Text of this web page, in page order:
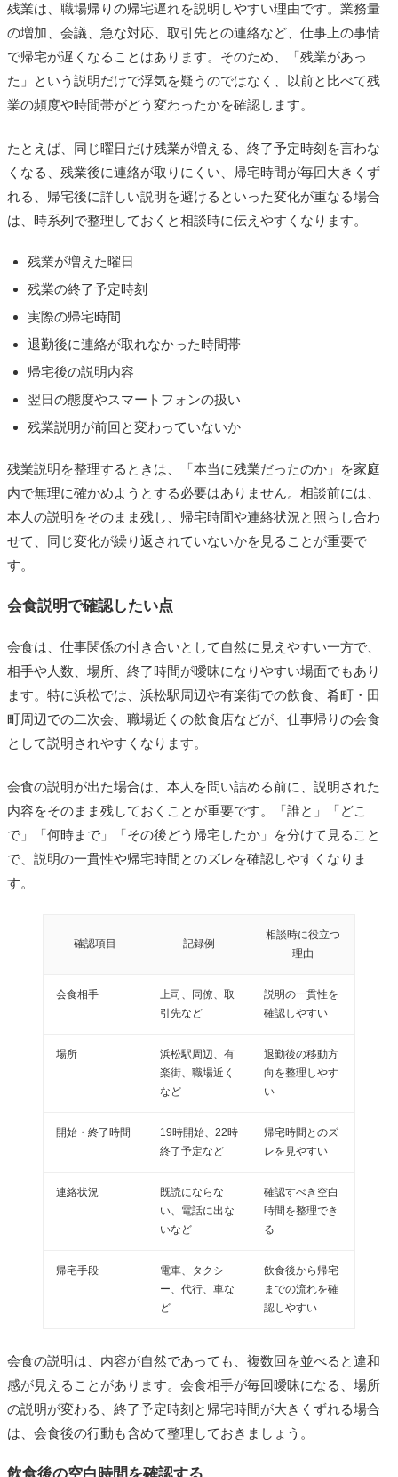
残業は、職場帰りの帰宅遅れを説明しやすい理由です。業務量
の増加、会議、急な対応、取引先との連絡など、仕事上の事情
で帰宅が遅くなることはあります。そのため、「残業があっ
た」という説明だけで浮気を疑うのではなく、以前と比べて残
業の頻度や時間帯がどう変わったかを確認します。
たとえば、同じ曜日だけ残業が増える、終了予定時刻を言わな
くなる、残業後に連絡が取りにくい、帰宅時間が毎回大きくず
れる、帰宅後に詳しい説明を避けるといった変化が重なる場合
は、時系列で整理しておくと相談時に伝えやすくなります。
残業が増えた曜日
残業の終了予定時刻
実際の帰宅時間
退勤後に連絡が取れなかった時間帯
帰宅後の説明内容
翌日の態度やスマートフォンの扱い
残業説明が前回と変わっていないか
残業説明を整理するときは、「本当に残業だったのか」を家庭
内で無理に確かめようとする必要はありません。相談前には、
本人の説明をそのまま残し、帰宅時間や連絡状況と照らし合わ
せて、同じ変化が繰り返されていないかを見ることが重要で
す。
会食説明で確認したい点
会食は、仕事関係の付き合いとして自然に見えやすい一方で、
相手や人数、場所、終了時間が曖昧になりやすい場面でもあり
ます。特に浜松では、浜松駅周辺や有楽街での飲食、肴町・田
町周辺での二次会、職場近くの飲食店などが、仕事帰りの会食
として説明されやすくなります。
会食の説明が出た場合は、本人を問い詰める前に、説明された
内容をそのまま残しておくことが重要です。「誰と」「どこ
で」「何時まで」「その後どう帰宅したか」を分けて見ること
で、説明の一貫性や帰宅時間とのズレを確認しやすくなりま
す。
確認項目 記録例
相談時に役立つ
理由
会食相手
上司、同僚、取
引先など
説明の一貫性を
確認しやすい
場所
浜松駅周辺、有
楽街、職場近く
など
退勤後の移動方
向を整理しやす
い
開始・終了時間
19時開始、22時
終了予定など
帰宅時間とのズ
レを見やすい
連絡状況
既読にならな
い、電話に出な
いなど
確認すべき空白
時間を整理でき
る
帰宅手段
電車、タクシ
ー、代行、車な
ど
飲食後から帰宅
までの流れを確
認しやすい
会食の説明は、内容が自然であっても、複数回を並べると違和
感が見えることがあります。会食相手が毎回曖昧になる、場所
の説明が変わる、終了予定時刻と帰宅時間が大きくずれる場合
は、会食後の行動も含めて整理しておきましょう。